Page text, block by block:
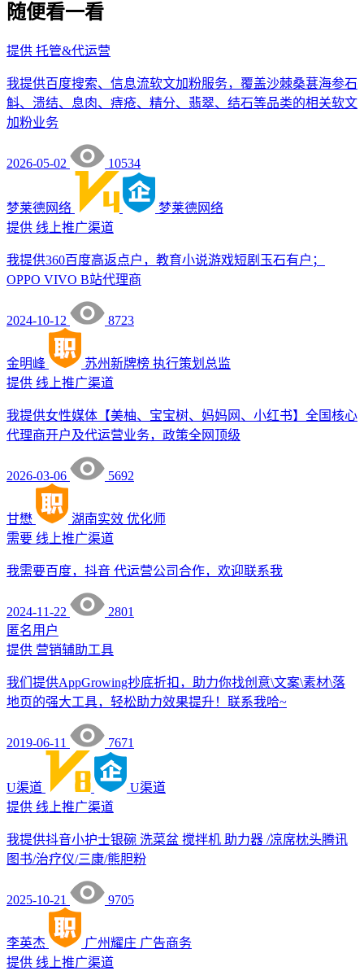
随便看一看
提供 托管&代运营
我提供百度搜索、信息流软文加粉服务，覆盖沙棘桑葚海参石
斛、溃结、息肉、痔疮、精分、翡翠、结石等品类的相关软文
加粉业务
2026-05-02 10534
梦莱德网络
梦莱德网络
提供 线上推广渠道
我提供360百度高返点户，教育小说游戏短剧玉石有户；
OPPO VIVO B站代理商
2024-10-12 8723
金明峰 苏州新牌榜 执行策划总监
提供 线上推广渠道
我提供女性媒体【美柚、宝宝树、妈妈网、小红书】全国核心
代理商开户及代运营业务，政策全网顶级
2026-03-06 5692
甘懋 湖南实效 优化师
需要 线上推广渠道
我需要百度，抖音 代运营公司合作，欢迎联系我
2024-11-22
2801
匿名用户
提供 营销辅助工具
我们提供AppGrowing抄底折扣，助力你找创意\文案\素材\落
地页的强大工具，轻松助力效果提升！联系我哈~
2019-06-11 7671
U渠道
U渠道
提供 线上推广渠道
我提供抖音小护士银碗 洗菜盆 搅拌机 助力器 /凉席枕头腾讯
图书/治疗仪/三康/熊胆粉
2025-10-21 9705
李英杰 广州耀庄 广告商务
提供 线上推广渠道